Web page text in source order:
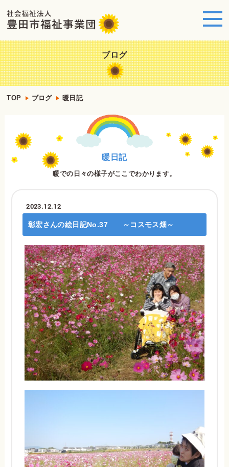
ブログ
TOP ブログ 暖日記
暖日記
暖での日々の様子がここでわかります。
2023.12.12
彰宏さんの絵日記No.37 ～コスモス畑～